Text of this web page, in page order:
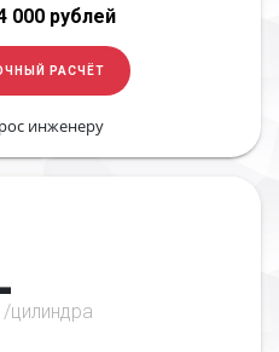
000 рублей
РАСЧЁТ
инженеру
/цилиндра